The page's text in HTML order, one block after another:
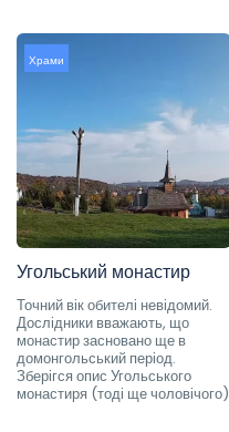
Храми
Угольський монастир
Точний вік обителі невідомий.
Дослідники вважають, що
монастир засновано ще в
домонгольський період.
Зберігся опис Угольського
монастиря (тоді ще чоловічого)